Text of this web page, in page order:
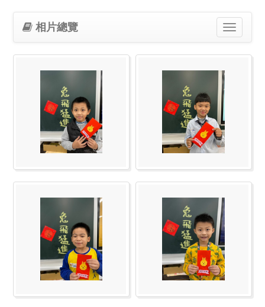
Toggle
navigation
相片總覽